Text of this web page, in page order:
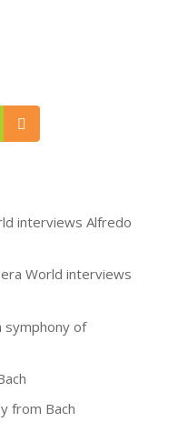
interviews Alfredo
World interviews
symphony of
from Bach